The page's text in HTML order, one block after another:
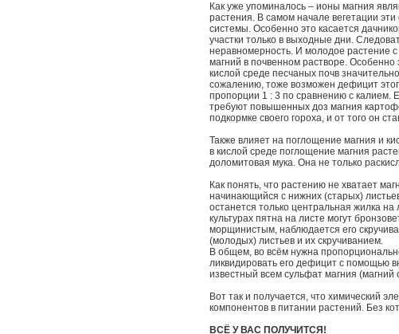
Как уже упоминалось – ионы магния
растения. В самом начале вегетации
системы. Особенно это касается
участки только в выходные дни.
неравномерность. И молодое растение
магний в почвенном растворе.
кислой среде песчаных почв
сожалению, тоже возможен дефицит
пропорции 1 : 3 по сравнению с калием.
требуют повышенных доз магния
подкормке своего гороха, и от того он
Также влияет на поглощение магния и
в кислой среде поглощение магния
доломитовая мука. Она не только
Как понять, что растению не хватает
начинающийся с нижних (старых)
останется только центральная жилка
культурах пятна на листе могут
морщинистым, наблюдается его
(молодых) листьев и их скручиванием.
В общем, во всём нужна
ликвидировать его дефицит с помощью
известный всем сульфат магния (магний
Вот так и получается, что химический
компонентов в питании растений. Без
ВСЁ У ВАС ПОЛУЧИТСЯ!